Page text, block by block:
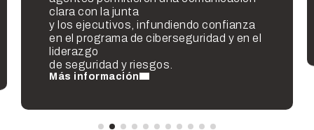
clara con la junta
y los ejecutivos, infundiendo confianza
en el programa de ciberseguridad y en el
liderazgo
de seguridad y riesgos.
Más información